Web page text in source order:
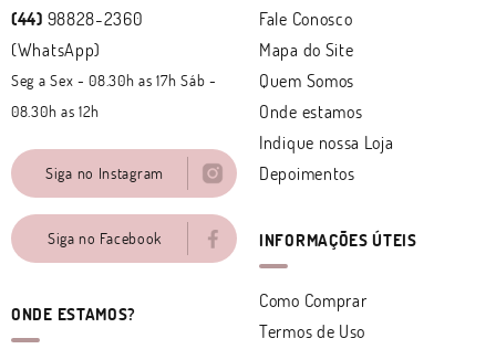
(44) 98828-2360
(WhatsApp)
Seg a Sex - 08.30h as 17h Sáb -
08.30h as 12h
Siga no Instagram
Siga no Facebook
ONDE ESTAMOS?
Fale Conosco
Mapa do Site
Quem Somos
Onde estamos
Indique nossa Loja
Depoimentos
INFORMAÇÕES ÚTEIS
Como Comprar
Termos de Uso